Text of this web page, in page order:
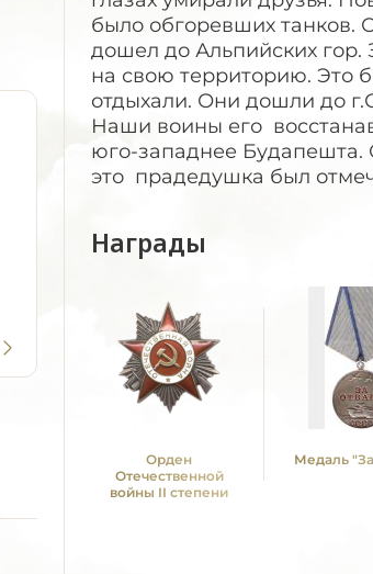
было обгоревших танков.
дошел до Альпийских гор.
на свою территорию. Это
отдыхали. Они дошли до
Наши воины его
юго-западнее Будапешта.
это прадедушка был
Награды
Орден
Отечественной
войны II степени
Медаль